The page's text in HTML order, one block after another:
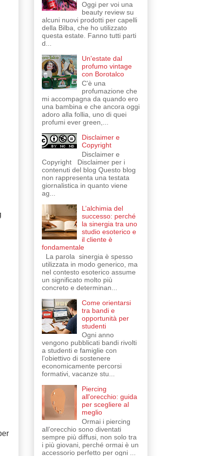
Oggi per voi una
beauty review su
alcuni nuovi prodotti per capelli
della Bilba, che ho utilizzato
questa estate. Fanno tutti parti
d...
Un'estate dal
profumo vintage
con Borotalco
C'è una
profumazione che
mi accompagna da quando ero
una bambina e che ancora oggi
adoro alla follia, uno di quei
profumi ever green,...
Disclaimer e
Copyright
Disclaimer e
Copyright Disclaimer per i
contenuti del blog Questo blog
non rappresenta una testata
giornalistica in quanto viene
ag...
L’alchimia del
successo: perché
la sinergia tra uno
studio esoterico e
il cliente è
fondamentale
La parola sinergia è spesso
utilizzata in modo generico, ma
nel contesto esoterico assume
un significato molto più
concreto e determinan...
Come orientarsi
tra bandi e
opportunità per
studenti
Ogni anno
vengono pubblicati bandi rivolti
a studenti e famiglie con
l’obiettivo di sostenere
economicamente percorsi
formativi, vacanze stu...
Piercing
all'orecchio: guida
per scegliere al
meglio
Ormai i piercing
all’orecchio sono diventati
sempre più diffusi, non solo tra
i più giovani, perché ormai è un
accessorio perfetto per ogni ...